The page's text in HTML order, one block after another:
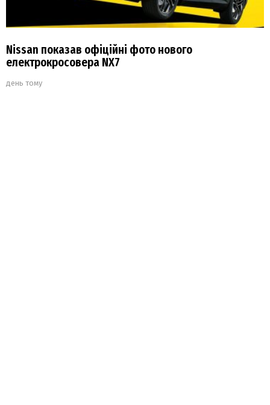
Nissan показав офіційні фото нового
електрокросовера NX7
день тому